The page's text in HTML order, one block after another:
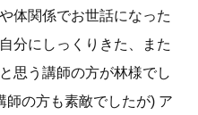
体関係でお世話になった
分にしっくりきた、また
思う講師の方が林様でし
師の方も素敵でしたが) ア